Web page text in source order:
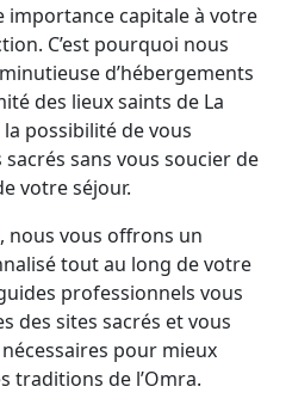
importance capitale à votre
C’est pourquoi nous
d’hébergements
des lieux saints de La
possibilité de vous
sans vous soucier de
votre séjour.
nous vous offrons un
tout au long de votre
professionnels vous
des sites sacrés et vous
pour mieux
traditions de l’Omra.